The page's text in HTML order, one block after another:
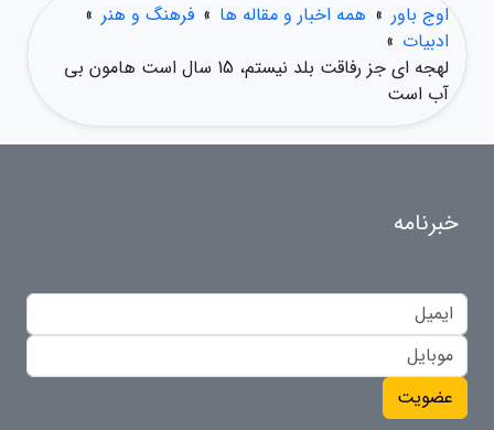
اوج باور » همه اخبار و مقاله ها » فرهنگ و هنر »
ادبیات »
لهجه ای جز رفاقت بلد نیستم، 15 سال است هامون بی
آب است
خبرنامه
عضویت